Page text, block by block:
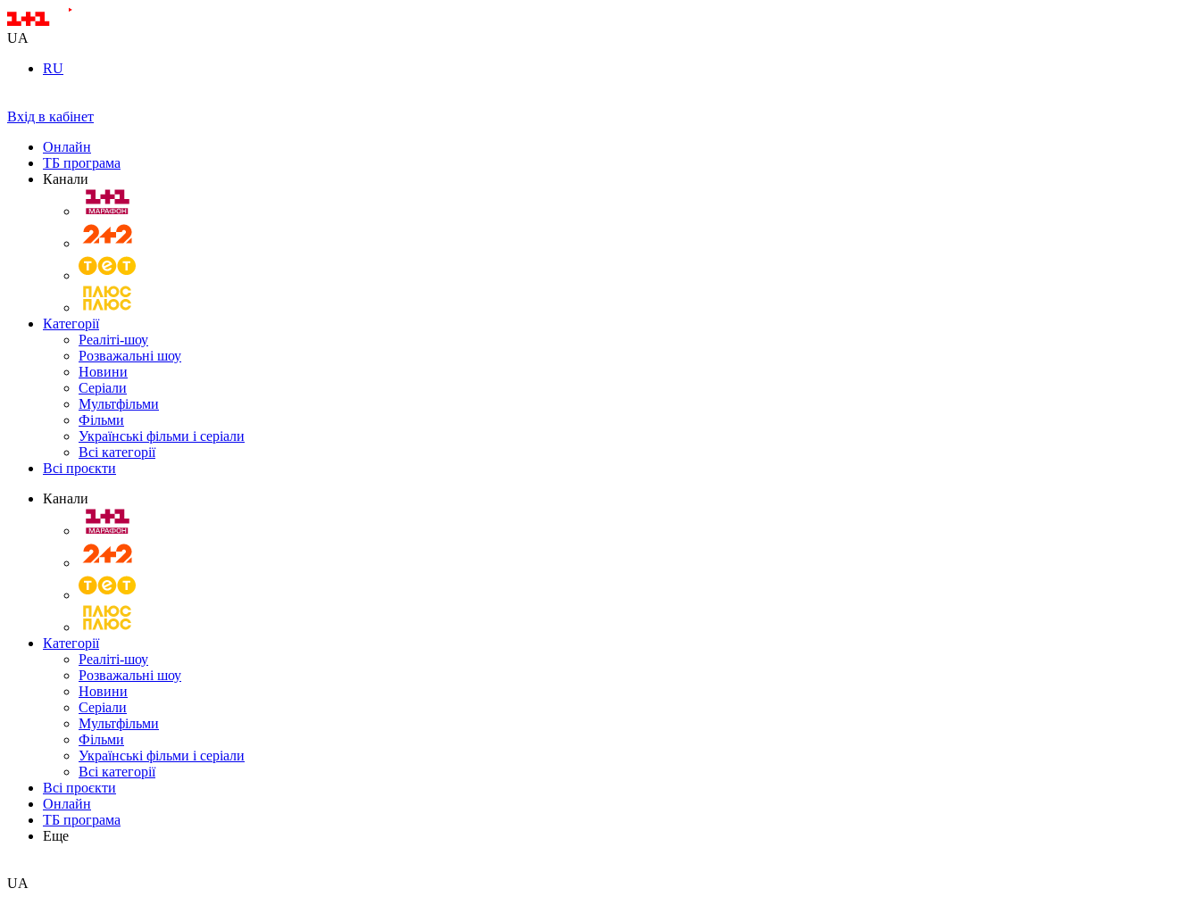
UA
RU
Вхід в кабінет
Онлайн
ТБ програма
Канали
Категорії
Реаліті-шоу
Розважальні шоу
Новини
Серіали
Мультфільми
Фільми
Українські фільми і серіали
Всі категорії
Всі проєкти
Канали
Категорії
Реаліті-шоу
Розважальні шоу
Новини
Серіали
Мультфільми
Фільми
Українські фільми і серіали
Всі категорії
Всі проєкти
Онлайн
ТБ програма
Еще
UA